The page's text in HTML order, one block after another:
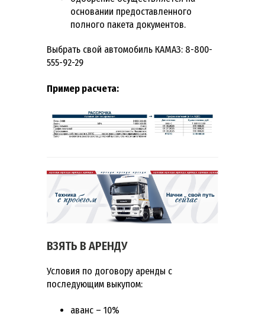
основании предоставленного
полного пакета документов.
Выбрать свой автомобиль КАМАЗ: 8-800-
555-92-29
Пример расчета:
ВЗЯТЬ В АРЕНДУ
Условия по договору аренды с
последующим выкупом:
аванс – 10%